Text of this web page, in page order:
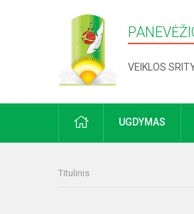
VEIKLOS
PRADŽIAUGDYMAS
Titulinis